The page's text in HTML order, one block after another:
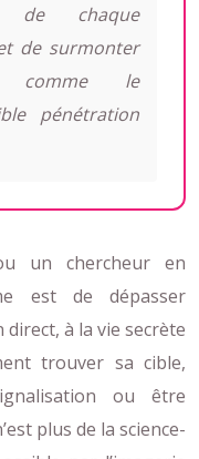
de chaque
de surmonter
comme le
pénétration
un chercheur en
est de dépasser
à la vie secrète
trouver sa cible,
ou être
plus de la science-